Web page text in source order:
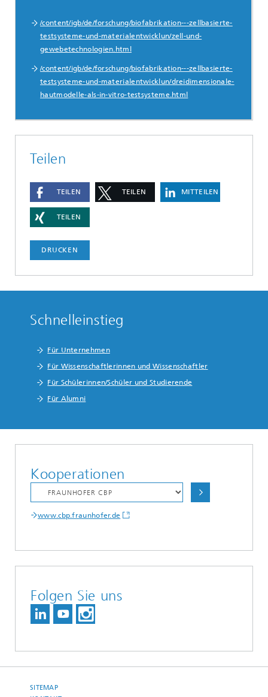
/content/igb/de/forschung/biofabrikation---zellbasierte-
testsysteme-und-materialentwicklun/zell-und-
gewebetechnologien.html
/content/igb/de/forschung/biofabrikation---zellbasierte-
testsysteme-und-materialentwicklun/dreidimensionale-
hautmodelle-als-in-vitro-testsysteme.html
Teilen
TEILEN TEILEN MITTEILEN
TEILEN
DRUCKEN
Schnelleinstieg
Für Unternehmen
Für Wissenschaftlerinnen und Wissenschaftler
Für Schülerinnen/Schüler und Studierende
Für Alumni
Kooperationen
www.cbp.fraunhofer.de
Folgen Sie uns
SITEMAP